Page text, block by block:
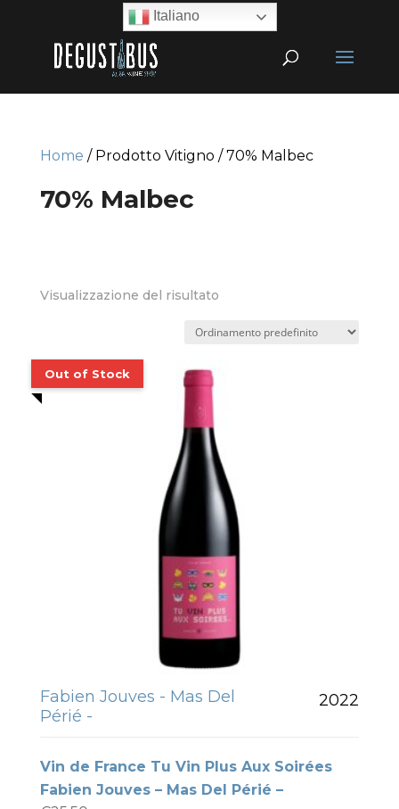
Home / Prodotto Vitigno / 70% Malbec
70% Malbec
Visualizzazione del risultato
Fabien Jouves - Mas Del
Périé -
2022
Vin de France Tu Vin Plus Aux Soirées
Fabien Jouves – Mas Del Périé –
Italiano